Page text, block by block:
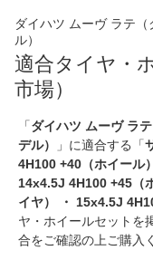
ダイハツ ムーヴ ラテ
ル）
適合タイヤ・
市場）
「ダイハツ ムーヴ ラ
デル）
」に適合する「
4H100 +40（ホイール）
14x4.5J 4H100 +45（
イヤ） ・ 15x4.5J
ヤ・ホイールセットを
合をご確認の上ご購入